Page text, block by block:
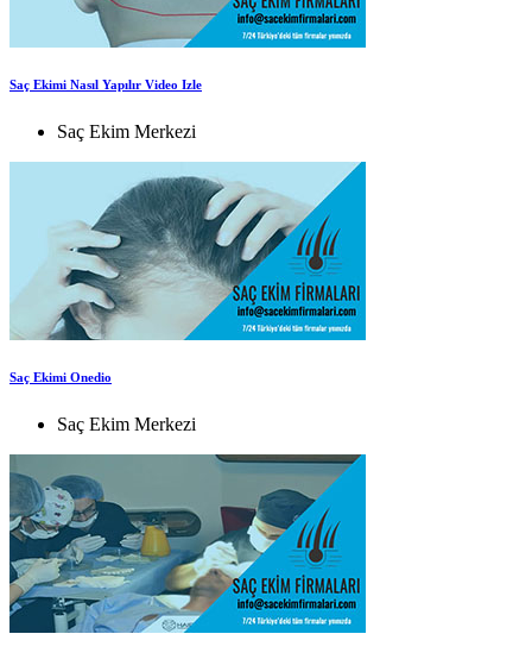
Saç Ekimi Nasıl Yapılır Video Izle
Saç Ekim Merkezi
Saç Ekimi Onedio
Saç Ekim Merkezi